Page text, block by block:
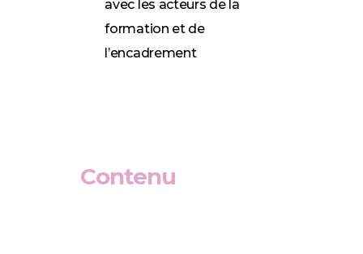
avec les acteurs de la
formation et de
l’encadrement
Contenu